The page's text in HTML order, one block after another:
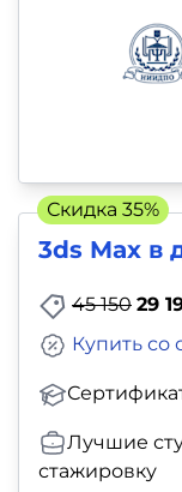
3ds Max в
45 150 29
Купить со
Лучшие
стажировку
Скидка 35%